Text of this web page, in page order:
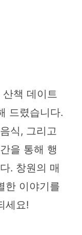
책 데이트
드렸습니다.
식, 그리고
을 통해 행
. 창원의 매
한 이야기를
세요!